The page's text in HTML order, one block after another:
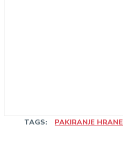
TAGS: PAKIRANJE HRANE